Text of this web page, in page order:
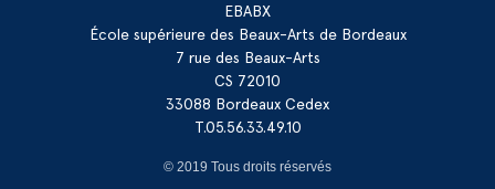
EBABX
École supérieure des Beaux-Arts de Bordeaux
7 rue des Beaux-Arts
CS 72010
33088 Bordeaux Cedex
T.05.56.33.49.10
© 2019 Tous droits réservés